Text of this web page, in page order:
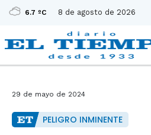
6.7 ºC 8 de agosto de 2026
29 de mayo de 2024
PELIGRO INMINENTE